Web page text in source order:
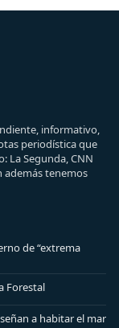
informativo,
periodística que
La Segunda, CNN
además tenemos
de “extrema
Forestal
a habitar el mar